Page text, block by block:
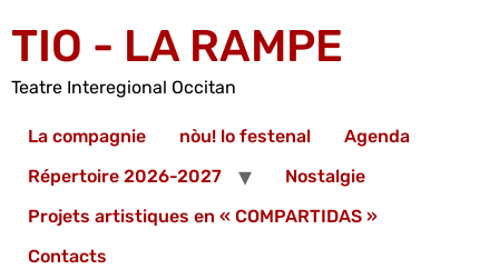
TIO - LA RAMPE
Teatre Interegional Occitan
La compagnie nòu! lo festenal
Agenda
Répertoire 2026-2027
Nostalgie
Projets artistiques en « COMPARTIDAS »
Contacts